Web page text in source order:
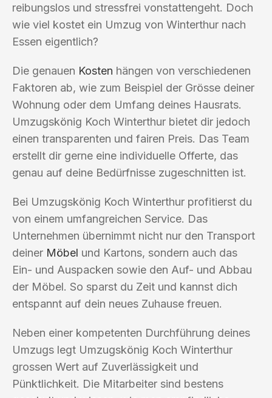
reibungslos und stressfrei vonstattengeht. Doch
wie viel kostet ein Umzug von Winterthur nach
Essen eigentlich?
Die genauen Kosten hängen von verschiedenen
Faktoren ab, wie zum Beispiel der Grösse deiner
Wohnung oder dem Umfang deines Hausrats.
Umzugskönig Koch Winterthur bietet dir jedoch
einen transparenten und fairen Preis. Das Team
erstellt dir gerne eine individuelle Offerte, das
genau auf deine Bedürfnisse zugeschnitten ist.
Bei Umzugskönig Koch Winterthur profitierst du
von einem umfangreichen Service. Das
Unternehmen übernimmt nicht nur den Transport
deiner Möbel und Kartons, sondern auch das
Ein- und Auspacken sowie den Auf- und Abbau
der Möbel. So sparst du Zeit und kannst dich
entspannt auf dein neues Zuhause freuen.
Neben einer kompetenten Durchführung deines
Umzugs legt Umzugskönig Koch Winterthur
grossen Wert auf Zuverlässigkeit und
Pünktlichkeit. Die Mitarbeiter sind bestens